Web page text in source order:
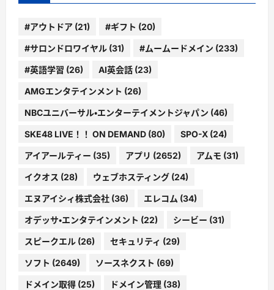
#アウトドア (21) #ギフト (20)
#サロンドロワイヤル (31) #ムームードメイン (233)
#英語学習 (26) AI英会話 (23)
AMGエンタテインメント (26)
NBCユニバーサル・エンターテイメントジャパン (46)
SKE48 LIVE！！ ON DEMAND (80) SPO-X (24)
アイアールティー (35) アプリ (2652) アムモ (31)
イクオス (28) ウェブホスティング (24)
エヌアイシィ株式会社 (36) エレコム (34)
オデッサ・エンタテインメント (22) シービー (31)
スピークエル (26) セキュリティ (29)
ソフト (2649) ソースネクスト (69)
ドメイン取得 (25) ドメイン管理 (38)